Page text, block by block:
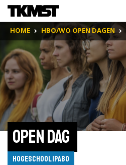
HOME HBO/WO OPEN DAGEN
Open dag
Hogeschool IPABO